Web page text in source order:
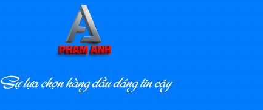
Sự lựa chọn hàng đầu đáng tin cậy